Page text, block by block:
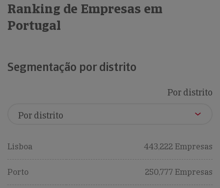
Ranking de Empresas em
Portugal
Segmentação por distrito
Por distrito
Lisboa 443,222 Empresas
Porto 250,777 Empresas